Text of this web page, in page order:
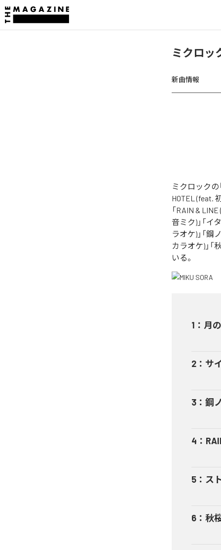
ミクロッ
新曲情報
ミクロックの
HOTEL (feat.
「RAIN &
音ミク)」「イ
ラオケ)」「鋼
カラオケ)」
いる。
1 ： 月
2 ： サ
3 ： 鋼
4 ：
5 ： ス
6 ： 秋